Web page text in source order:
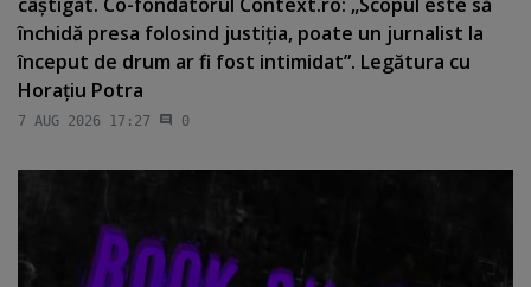
închidă presa folosind justiţia, poate un jurnalist la
început de drum ar fi fost intimidat”. Legătura cu
Horaţiu Potra
7 AUG 2026 17:27 0